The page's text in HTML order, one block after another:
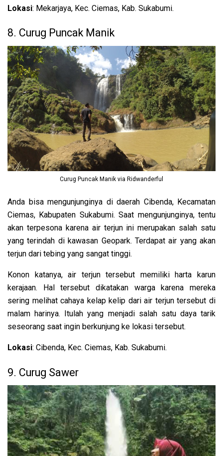
Lokasi: Mekarjaya, Kec. Ciemas, Kab. Sukabumi.
8. Curug Puncak Manik
Curug Puncak Manik via Ridwanderful
Anda bisa mengunjunginya di daerah Cibenda, Kecamatan
Ciemas, Kabupaten Sukabumi. Saat mengunjunginya, tentu
akan terpesona karena air terjun ini merupakan salah satu
yang terindah di kawasan Geopark. Terdapat air yang akan
terjun dari tebing yang sangat tinggi.
Konon katanya, air terjun tersebut memiliki harta karun
kerajaan. Hal tersebut dikatakan warga karena mereka
sering melihat cahaya kelap kelip dari air terjun tersebut di
malam harinya. Itulah yang menjadi salah satu daya tarik
seseorang saat ingin berkunjung ke lokasi tersebut.
Lokasi: Cibenda, Kec. Ciemas, Kab. Sukabumi.
9. Curug Sawer